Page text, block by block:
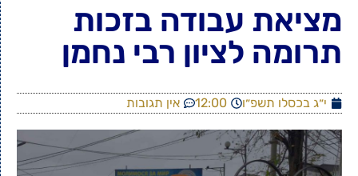
מציאת עבודה בזכות
תרומה לציון רבי נחמן
י״ג בכסלו תשפ״ו 12:00 אין תגובות